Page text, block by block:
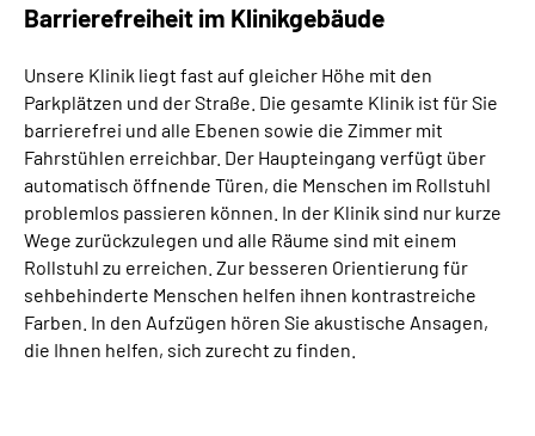
Barrierefreiheit im Klinikgebäude
Unsere Klinik liegt fast auf gleicher Höhe mit den
Parkplätzen und der Straße. Die gesamte Klinik ist für Sie
barrierefrei und alle Ebenen sowie die Zimmer mit
Fahrstühlen erreichbar. Der Haupteingang verfügt über
automatisch öffnende Türen, die Menschen im Rollstuhl
problemlos passieren können. In der Klinik sind nur kurze
Wege zurückzulegen und alle Räume sind mit einem
Rollstuhl zu erreichen. Zur besseren Orientierung für
sehbehinderte Menschen helfen ihnen kontrastreiche
Farben. In den Aufzügen hören Sie akustische Ansagen,
die Ihnen helfen, sich zurecht zu finden.